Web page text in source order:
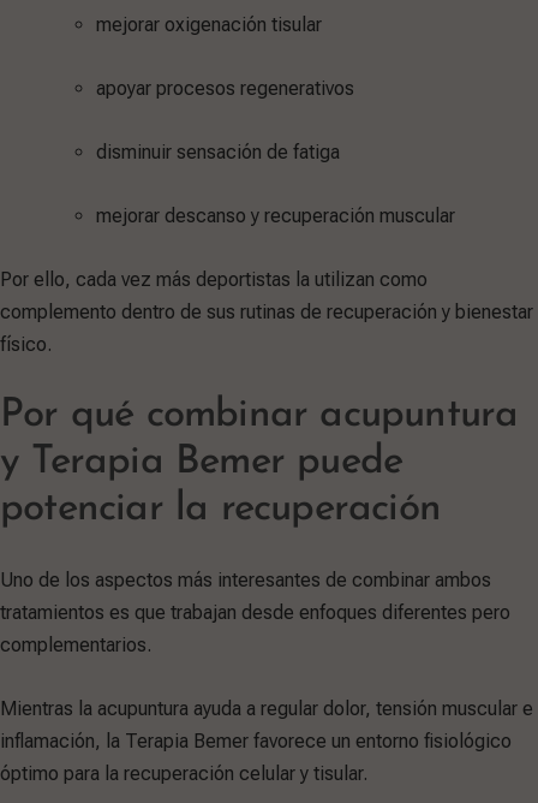
mejorar oxigenación tisular
apoyar procesos regenerativos
disminuir sensación de fatiga
mejorar descanso y recuperación muscular
Por ello, cada vez más deportistas la utilizan como
complemento dentro de sus rutinas de recuperación y bienestar
físico.
Por qué combinar acupuntura
y Terapia Bemer puede
potenciar la recuperación
Uno de los aspectos más interesantes de combinar ambos
tratamientos es que trabajan desde enfoques diferentes pero
complementarios.
Mientras la acupuntura ayuda a regular dolor, tensión muscular e
inflamación, la Terapia Bemer favorece un entorno fisiológico
óptimo para la recuperación celular y tisular.